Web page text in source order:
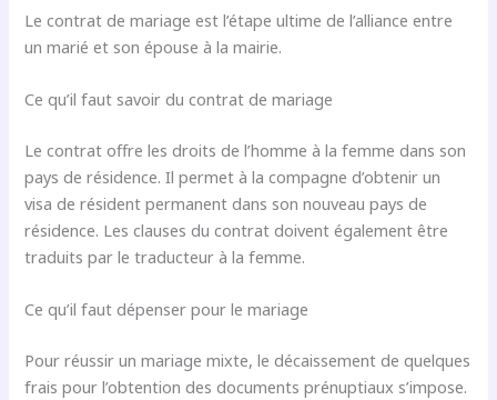
Le contrat de mariage est l’étape ultime de l’alliance entre
un marié et son épouse à la mairie.
Ce qu’il faut savoir du contrat de mariage
Le contrat offre les droits de l’homme à la femme dans son
pays de résidence. Il permet à la compagne d’obtenir un
visa de résident permanent dans son nouveau pays de
résidence. Les clauses du contrat doivent également être
traduits par le traducteur à la femme.
Ce qu’il faut dépenser pour le mariage
Pour réussir un mariage mixte, le décaissement de quelques
frais pour l’obtention des documents prénuptiaux s’impose.